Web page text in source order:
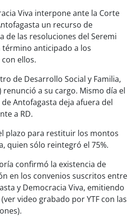
Viva interpone ante la Corte
un recurso de
de las resoluciones del Seremi
anticipado a los
ellos.
de Desarrollo Social y Familia,
renunció a su cargo. Mismo día el
Antofagasta deja afuera del
a RD.
plazo para restituir los montos
quien sólo reintegró el 75%.
confirmó la existencia de
en los convenios suscritos entre
y Democracia Viva, emitiendo
video grabado por YTF con las